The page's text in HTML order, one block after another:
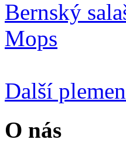
Bernský
Mops
Další
O nás